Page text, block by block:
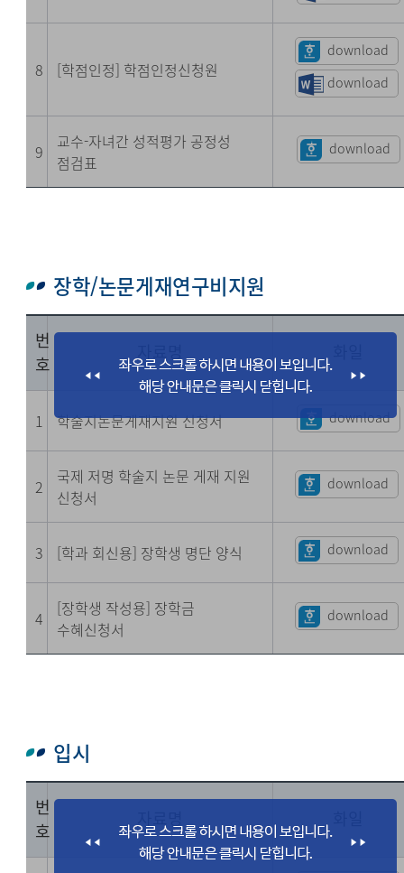
8 [학점인정] 학점인정신청원
download
download
9
교수-자녀간 성적평가 공정성
점검표
download
장학/논문게재연구비지원
번
호
1 학술지논문게재지원 신청서 download
2
국제 저명 학술지 논문 게재 지원
신청서
download
3 [학과 회신용] 장학생 명단 양식 download
4
[장학생 작성용] 장학금
수혜신청서
download
입시
번
호